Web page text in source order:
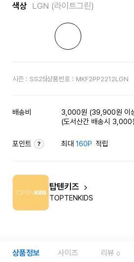
색상 LGN (라이트그린)
시즌 : SS25상품번호 : MKF2PP2212LGN
배송비
3,000원 (39,900원 이
(도서산간 배송시 3,000
포인트 최대160P 적립
탑텐키즈
TOPTENKIDS
상품정보 사이즈 리뷰 0